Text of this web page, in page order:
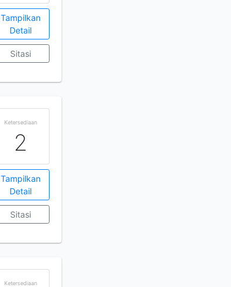
Tampilkan
Detail
Sitasi
Ketersediaan
2
Tampilkan
Detail
Sitasi
Ketersediaan